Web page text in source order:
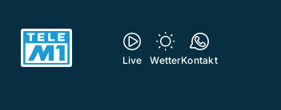
Live WetterKontakt